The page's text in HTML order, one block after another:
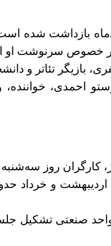
در ارتباط با اعتراضات
در خصوص سرنوشت او
بازیگر تئاتر و
احمدی،
صنعتی تشکیل